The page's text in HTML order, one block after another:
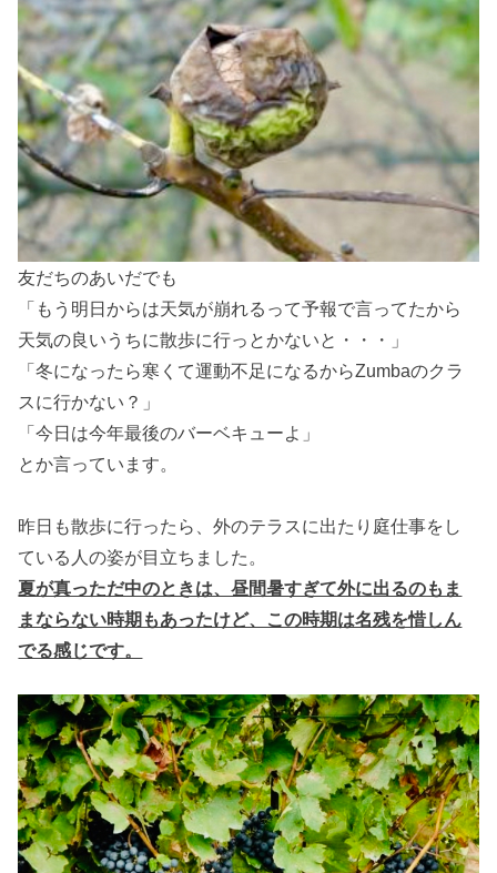
友だちのあいだでも
「もう明日からは天気が崩れるって予報で言ってたから
天気の良いうちに散歩に行っとかないと・・・」
「冬になったら寒くて運動不足になるからZumbaのクラ
スに行かない？」
「今日は今年最後のバーベキューよ」
とか言っています。
昨日も散歩に行ったら、外のテラスに出たり庭仕事をし
ている人の姿が目立ちました。
夏が真っただ中のときは、昼間暑すぎて外に出るのもま
まならない時期もあったけど、この時期は名残を惜しん
でる感じです。